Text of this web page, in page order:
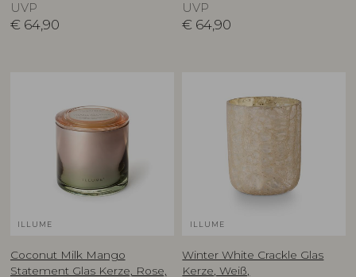
UVP
€ 64,90
UVP
€ 64,90
ILLUME
Coconut Milk Mango
Statement Glas Kerze, Rose,
ILLUME
Winter White Crackle Glas
Kerze, Weiß,